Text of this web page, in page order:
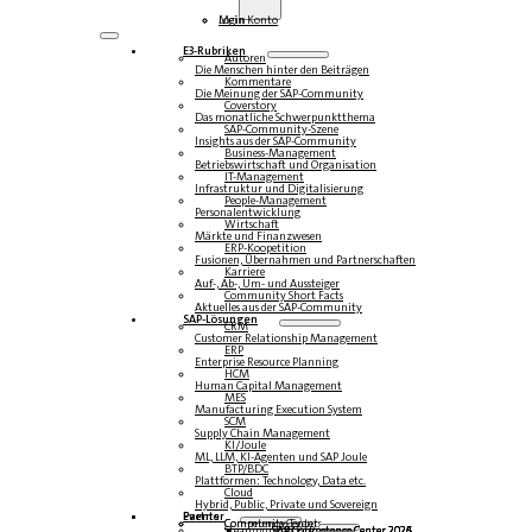
Login
Mein Konto
E3-RubrikenAutoren
Die Menschen hinter den Beiträgen
Kommentare
Die Meinung der SAP-Community
Coverstory
Das monatliche Schwerpunktthema
SAP-Community-Szene
Insights aus der SAP-Community
Business-Management
Betriebswirtschaft und Organisation
IT-Management
Infrastruktur und Digitalisierung
People-Management
Personalentwicklung
Wirtschaft
Märkte und Finanzwesen
ERP-Koopetition
Fusionen, Übernahmen und Partnerschaften
Karriere
Auf-, Ab-, Um- und Aussteiger
Community Short Facts
Aktuelles aus der SAP-Community
SAP-Lösungen
CRM
Customer Relationship Management
ERP
Enterprise Resource Planning
HCM
Human Capital Management
MES
Manufacturing Execution System
SCM
Supply Chain Management
KI/Joule
ML, LLM, KI-Agenten und SAP Joule
BTP/BDC
Plattformen: Technology, Data etc.
Cloud
Hybrid, Public, Private und Sovereign
Partner
Events Community-Events
Competence Center